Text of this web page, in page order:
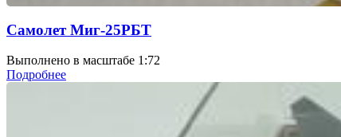
Самолет Миг-25РБТ
Выполнено в масштабе 1:72
Подробнее